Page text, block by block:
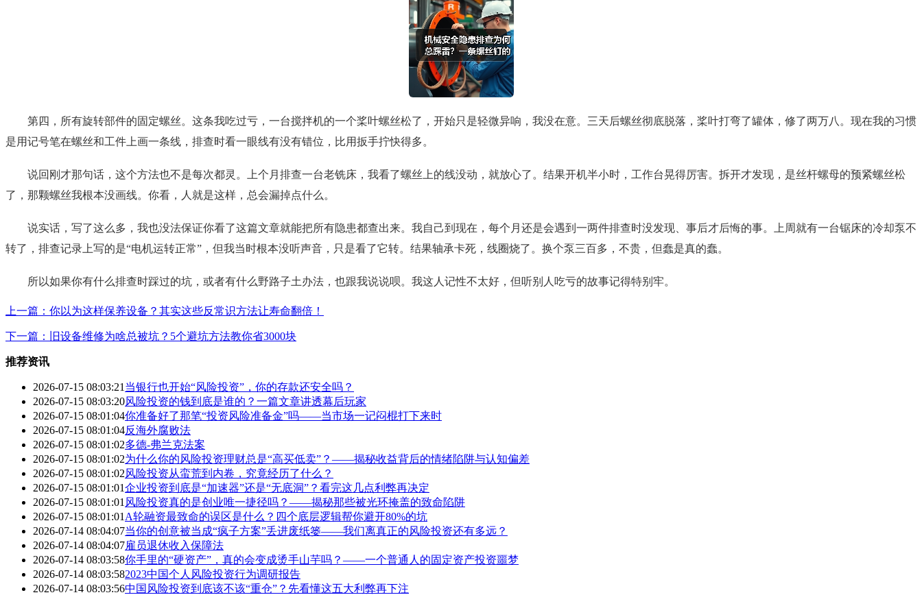
第四，所有旋转部件的固定螺丝。这条我吃过亏，一台搅拌机的一个桨叶螺丝松了，开始只是轻微异响，我没在意。三天后螺丝彻底脱落，桨叶打弯了罐体，修了两万八。现在我的习惯
是用记号笔在螺丝和工件上画一条线，排查时看一眼线有没有错位，比用扳手拧快得多。
说回刚才那句话，这个方法也不是每次都灵。上个月排查一台老铣床，我看了螺丝上的线没动，就放心了。结果开机半小时，工作台晃得厉害。拆开才发现，是丝杆螺母的预紧螺丝松
了，那颗螺丝我根本没画线。你看，人就是这样，总会漏掉点什么。
说实话，写了这么多，我也没法保证你看了这篇文章就能把所有隐患都查出来。我自己到现在，每个月还是会遇到一两件排查时没发现、事后才后悔的事。上周就有一台锯床的冷却泵不
转了，排查记录上写的是“电机运转正常”，但我当时根本没听声音，只是看了它转。结果轴承卡死，线圈烧了。换个泵三百多，不贵，但蠢是真的蠢。
所以如果你有什么排查时踩过的坑，或者有什么野路子土办法，也跟我说说呗。我这人记性不太好，但听别人吃亏的故事记得特别牢。
上一篇：你以为这样保养设备？其实这些反常识方法让寿命翻倍！
下一篇：旧设备维修为啥总被坑？5个避坑方法教你省3000块
推荐资讯
2026-07-15 08:03:21 当银行也开始“风险投资”，你的存款还安全吗？
2026-07-15 08:03:20风险投资的钱到底是谁的？一篇文章讲透幕后玩家
2026-07-15 08:01:04你准备好了那笔“投资风险准备金”吗——当市场一记闷棍打下来时
2026-07-15 08:01:04反海外腐败法
2026-07-15 08:01:02多德-弗兰克法案
2026-07-15 08:01:02为什么你的风险投资理财总是“高买低卖”？——揭秘收益背后的情绪陷阱与认知偏差
2026-07-15 08:01:02风险投资从蛮荒到内卷，究竟经历了什么？
2026-07-15 08:01:01企业投资到底是“加速器”还是“无底洞”？看完这几点利弊再决定
2026-07-15 08:01:01 风险投资真的是创业唯一捷径吗？——揭秘那些被光环掩盖的致命陷阱
2026-07-15 08:01:01 A轮融资最致命的误区是什么？四个底层逻辑帮你避开80%的坑
2026-07-14 08:04:07当你的创意被当成“疯子方案”丢进废纸篓——我们离真正的风险投资还有多远？
2026-07-14 08:04:07雇员退休收入保障法
2026-07-14 08:03:58你手里的“硬资产”，真的会变成烫手山芋吗？——一个普通人的固定资产投资噩梦
2026-07-14 08:03:582023中国个人风险投资行为调研报告
2026-07-14 08:03:56中国风险投资到底该不该“重仓”？先看懂这五大利弊再下注